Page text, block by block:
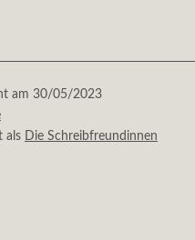
am 30/05/2023
als Die Schreibfreundinnen